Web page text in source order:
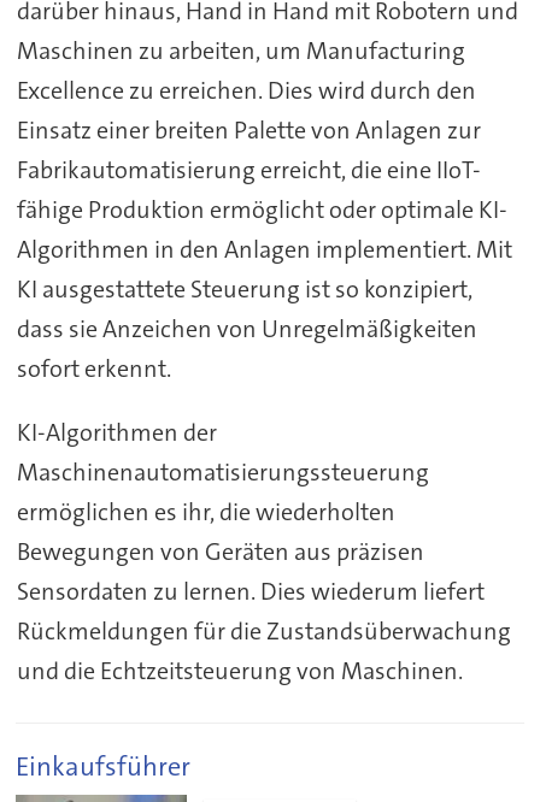
darüber hinaus, Hand in Hand mit Robotern und
Maschinen zu arbeiten, um Manufacturing
Excellence zu erreichen. Dies wird durch den
Einsatz einer breiten Palette von Anlagen zur
Fabrikautomatisierung erreicht, die eine IIoT-
fähige Produktion ermöglicht oder optimale KI-
Algorithmen in den Anlagen implementiert. Mit
KI ausgestattete Steuerung ist so konzipiert,
dass sie Anzeichen von Unregelmäßigkeiten
sofort erkennt.
KI-Algorithmen der
Maschinenautomatisierungssteuerung
ermöglichen es ihr, die wiederholten
Bewegungen von Geräten aus präzisen
Sensordaten zu lernen. Dies wiederum liefert
Rückmeldungen für die Zustandsüberwachung
und die Echtzeitsteuerung von Maschinen.
Einkaufsführer